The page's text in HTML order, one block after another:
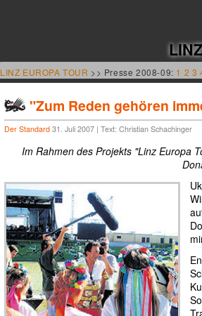
LINZ EUROPA TOUR >> Presse 2008-09: 1 2 3
"Zum Reden gehören
Der Standard 31. Juli 2007 | Text: Christian Schachinger
Im Rahmen des Projekts "Linz Europa